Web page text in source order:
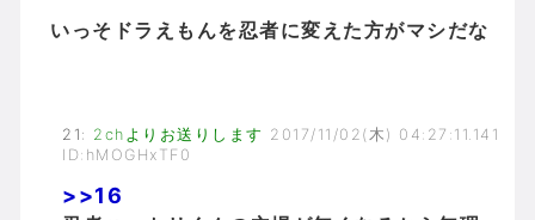
いっそドラえもんを忍者に変えた方がマシだな
21 : 2chよりお送りします 2017/11/02(木) 04:27:11.141
ID:hMOGHxTF0
>>16